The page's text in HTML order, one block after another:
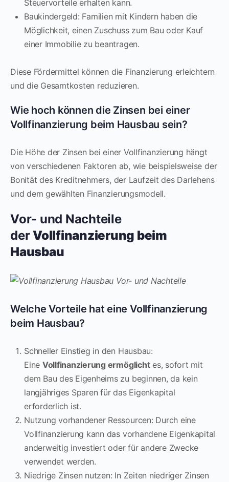
Steuervorteile erhalten kann.
Baukindergeld: Familien mit Kindern haben die
Möglichkeit, einen Zuschuss zum Bau oder Kauf
einer Immobilie zu beantragen.
Diese Fördermittel können die Finanzierung erleichtern
und die Gesamtkosten reduzieren.
Wie hoch können die Zinsen bei einer
Vollfinanzierung beim Hausbau sein?
Die Höhe der Zinsen bei einer Vollfinanzierung hängt
von verschiedenen Faktoren ab, wie beispielsweise der
Bonität des Kreditnehmers, der Laufzeit des Darlehens
und dem gewählten Finanzierungsmodell.
Vor- und Nachteile
derVollfinanzierung beim
Hausbau
Welche Vorteile hat eine Vollfinanzierung
beim Hausbau?
Schneller Einstieg in den Hausbau:
Eine Vollfinanzierung ermöglichtes, sofort mit
dem Bau des Eigenheims zu beginnen, da kein
langjähriges Sparen für das Eigenkapital
erforderlich ist.
Nutzung vorhandener Ressourcen: Durch eine
Vollfinanzierung kann das vorhandene Eigenkapital
anderweitig investiert oder für andere Zwecke
verwendet werden.
Niedrige Zinsen nutzen: In Zeiten niedriger Zinsen